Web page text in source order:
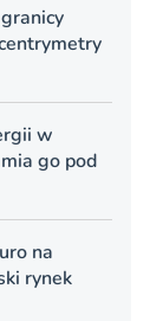
w
go pod
na
rynek